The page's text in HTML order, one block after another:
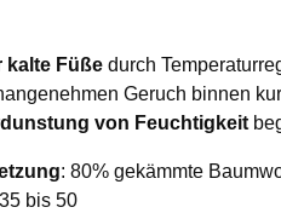
kalte Füße durch
Geruch binnen
von Feuchtigkeit
: 80% gekämmte
bis 50